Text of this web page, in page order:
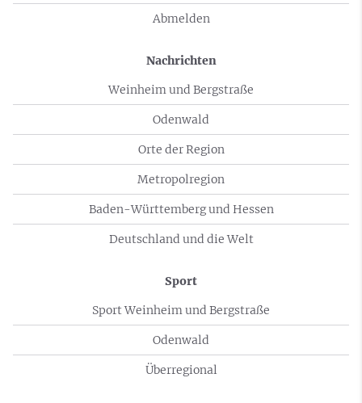
Abmelden
Nachrichten
Weinheim und Bergstraße
Odenwald
Orte der Region
Metropolregion
Baden-Württemberg und Hessen
Deutschland und die Welt
Sport
Sport Weinheim und Bergstraße
Odenwald
Überregional